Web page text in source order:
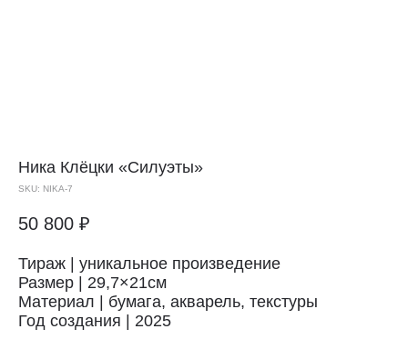
Ника Клёцки «Силуэты»
SKU: NIKA-7
50 800 ₽
Тираж | уникальное произведение
Размер | 29,7×21см
Материал | бумага, акварель, текстуры
Год создания | 2025